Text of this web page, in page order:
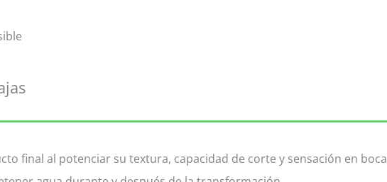
final al potenciar su textura, capacidad de corte y sensación en boca